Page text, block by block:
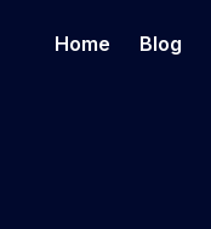
Home Blog